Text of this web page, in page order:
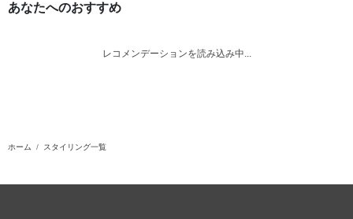
あなたへのおすすめ
レコメンデーションを読み込み中...
ホーム スタイリング一覧